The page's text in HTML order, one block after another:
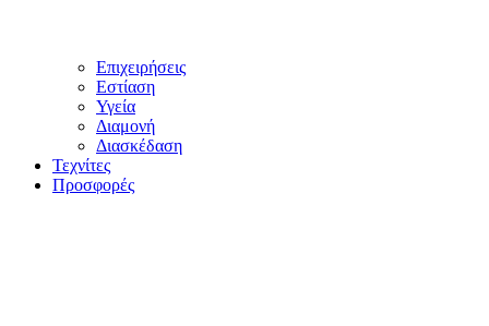
Επιχειρήσεις
Εστίαση
Υγεία
Διαμονή
Διασκέδαση
Τεχνίτες
Προσφορές